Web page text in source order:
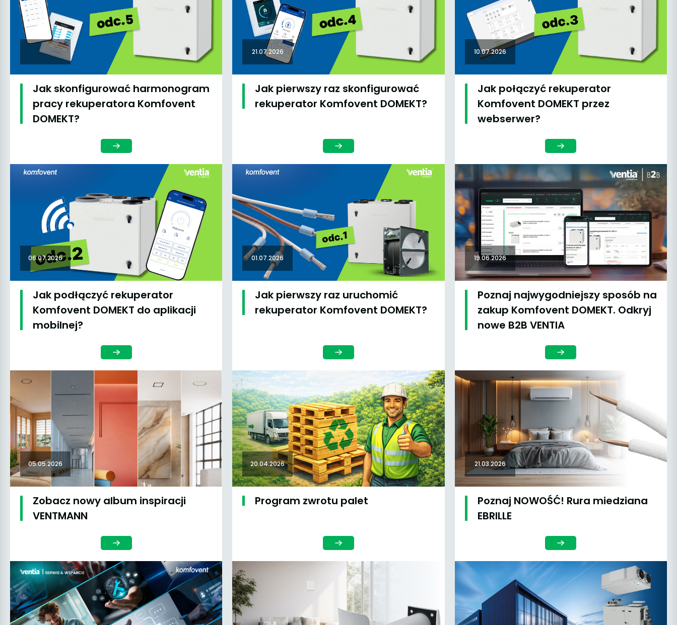
Jak skonfigurować harmonogram
pracy rekuperatora Komfovent
DOMEKT?
21.07.2026
Jak pierwszy raz skonfigurować
rekuperator Komfovent DOMEKT?
10.07.2026
Jak połączyć rekuperator
Komfovent DOMEKT przez
webserwer?
06.07.2026
Jak podłączyć rekuperator
Komfovent DOMEKT do aplikacji
mobilnej?
01.07.2026
Jak pierwszy raz uruchomić
rekuperator Komfovent DOMEKT?
19.06.2026
Poznaj najwygodniejszy sposób na
zakup Komfovent DOMEKT. Odkryj
nowe B2B VENTIA
05.05.2026
Zobacz nowy album inspiracji
VENTMANN
20.04.2026
Program zwrotu palet
21.03.2026
Poznaj NOWOŚĆ! Rura miedziana
EBRILLE